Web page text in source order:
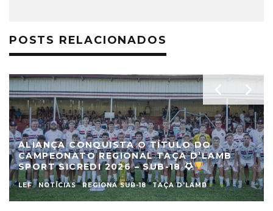
POSTS RELACIONADOS
ALIANÇA CONQUISTA O TÍTULO DO
CAMPEONATO REGIONAL TAÇA D’LAMB
SPORT SICREDI 2026 – SUB-18
LEF NOTÍCIAS REGIONA SUB-18 TAÇA D'LAMB